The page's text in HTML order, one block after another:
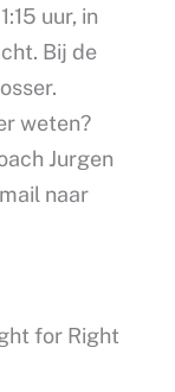
uur, in
Bij de
weten?
Jurgen
naar
for Right